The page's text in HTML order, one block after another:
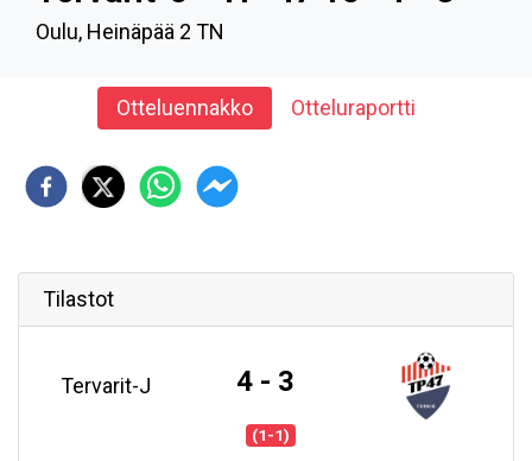
Oulu, Heinäpää 2 TN
Otteluennakko Otteluraportti
Tilastot
Tervarit-J 4 - 3
(1-1)